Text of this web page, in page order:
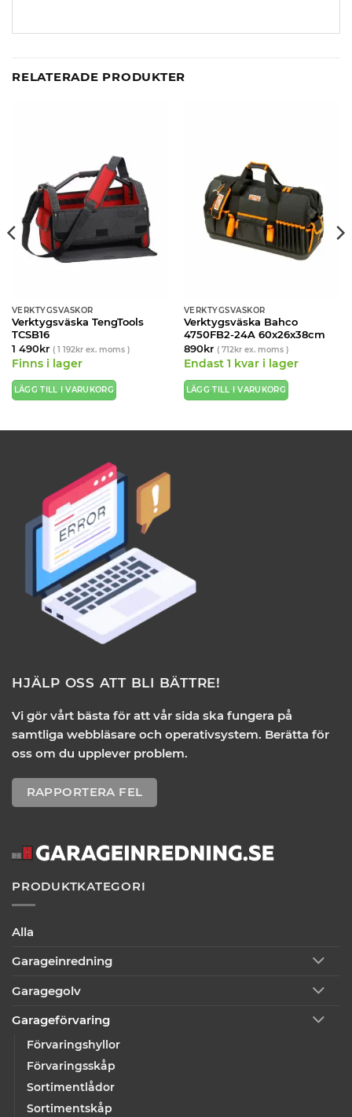
RELATERADE PRODUKTER
VERKTYGSVÄSKOR
Verktygsväska TengTools
TCSB16
1 490kr ( 1 192krex. moms )
Finns i lager
LÄGG TILL I VARUKORG
VERKTYGSVÄSKOR
Verktygsväska Bahco
4750FB2-24A 60x26x38cm
890kr ( 712krex. moms )
Endast 1 kvar i lager
LÄGG TILL I VARUKORG
HJÄLP OSS ATT BLI BÄTTRE!
Vi gör vårt bästa för att vår sida ska fungera på
samtliga webbläsare och operativsystem. Berätta för
oss om du upplever problem.
RAPPORTERA FEL
PRODUKTKATEGORI
Alla
Garageinredning
Garagegolv
Garageförvaring
Förvaringshyllor
Förvaringsskåp
Sortimentlådor
Sortimentskåp